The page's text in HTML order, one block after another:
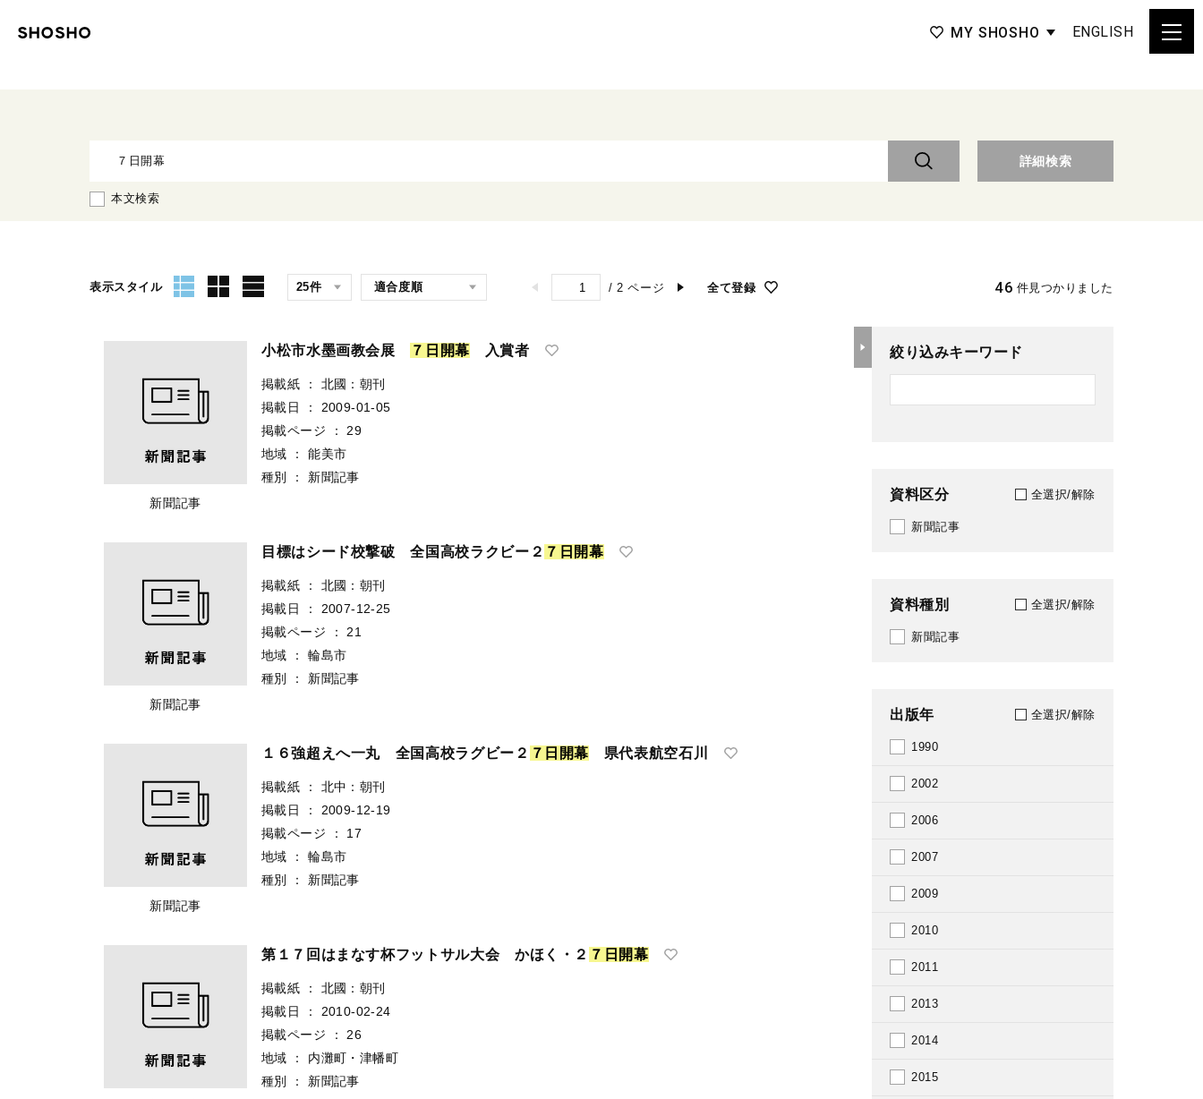
MY SHOSHO ENGLISH
詳細検索
本文検索
表示スタイル / 2 ページ 全て登録 46 件見つかりました
新聞記事
小松市水墨画教会展 ７ 日 開幕 入賞者
掲載紙 ：
北國：朝刊
掲載日
：
2009-01-05
掲載ページ
：
29
地域
：
能美市
種別
： 新聞記事
新聞記事
目標はシード校撃破 全国高校ラクビー２ ７ 日 開幕
掲載紙 ：
北國：朝刊
掲載日
：
2007-12-25
掲載ページ
：
21
地域
：
輪島市
種別
： 新聞記事
新聞記事
１６強超えへ一丸 全国高校ラグビー２ ７ 日 開幕 県代表航空石川
掲載紙 ：
北中：朝刊
掲載日
：
2009-12-19
掲載ページ
：
17
地域
：
輪島市
種別
： 新聞記事
第１７回はまなす杯フットサル大会 かほく・２ ７ 日 開幕
掲載紙 ：
北國：朝刊
掲載日
：
2010-02-24
掲載ページ
：
26
地域
：
内灘町・津幡町
種別
： 新聞記事
絞り込みキーワード
資料区分 全選択/解除
新聞記事
資料種別 全選択/解除
新聞記事
出版年 全選択/解除
1990
2002
2006
2007
2009
2010
2011
2013
2014
2015